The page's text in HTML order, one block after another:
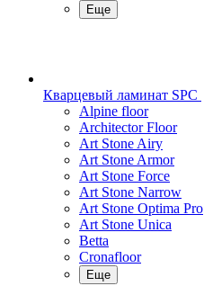
Еще
Кварцевый ламинат SPC
Alpine floor
Architector Floor
Art Stone Airy
Art Stone Armor
Art Stone Force
Art Stone Narrow
Art Stone Optima Pro
Art Stone Unica
Betta
Cronafloor
Еще